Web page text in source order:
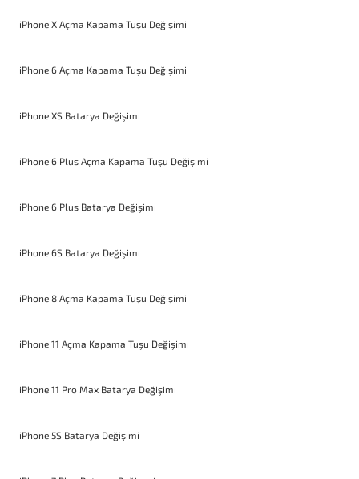
iPhone X Açma Kapama Tuşu Değişimi
iPhone 6 Açma Kapama Tuşu Değişimi
iPhone XS Batarya Değişimi
iPhone 6 Plus Açma Kapama Tuşu Değişimi
iPhone 6 Plus Batarya Değişimi
iPhone 6S Batarya Değişimi
iPhone 8 Açma Kapama Tuşu Değişimi
iPhone 11 Açma Kapama Tuşu Değişimi
iPhone 11 Pro Max Batarya Değişimi
iPhone 5S Batarya Değişimi